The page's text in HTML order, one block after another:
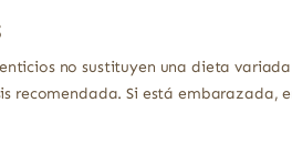
no sustituyen una dieta
recomendada. Si está